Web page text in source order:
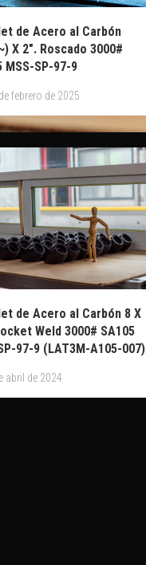
de Acero al Carbón
X 2″. Roscado 3000#
MSS-SP-97-9
febrero de 2025
de Acero al Carbón 8 X
Weld 3000# SA105
97-9 (LAT3M-A105-007)
abril de 2024